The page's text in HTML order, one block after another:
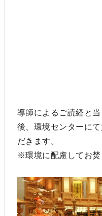
導師によるご読経と
後、環境センターに
だきます。
※環境に配慮してお焚